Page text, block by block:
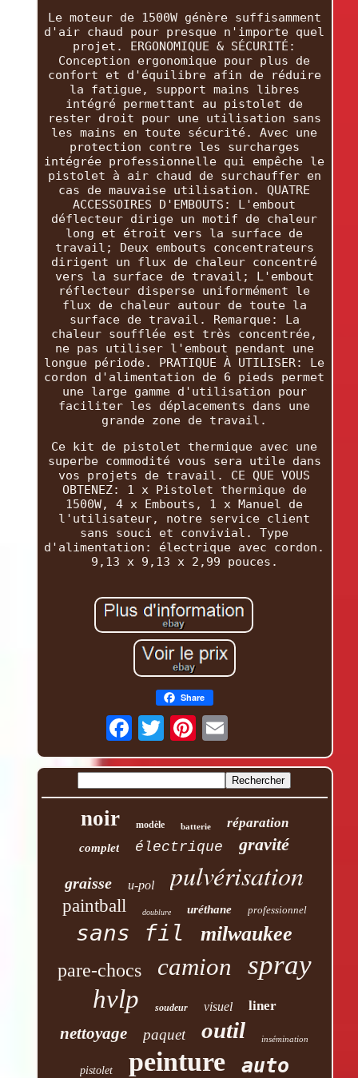
Le moteur de 1500W génère suffisamment
d'air chaud pour presque n'importe quel
projet. ERGONOMIQUE & SÉCURITÉ:
Conception ergonomique pour plus de
confort et d'équilibre afin de réduire
la fatigue, support mains libres
intégré permettant au pistolet de
rester droit pour une utilisation sans
les mains en toute sécurité. Avec une
protection contre les surcharges
intégrée professionnelle qui empêche le
pistolet à air chaud de surchauffer en
cas de mauvaise utilisation. QUATRE
ACCESSOIRES D'EMBOUTS: L'embout
déflecteur dirige un motif de chaleur
long et étroit vers la surface de
travail; Deux embouts concentrateurs
dirigent un flux de chaleur concentré
vers la surface de travail; L'embout
réflecteur disperse uniformément le
flux de chaleur autour de toute la
surface de travail. Remarque: La
chaleur soufflée est très concentrée,
ne pas utiliser l'embout pendant une
longue période. PRATIQUE À UTILISER: Le
cordon d'alimentation de 6 pieds permet
une large gamme d'utilisation pour
faciliter les déplacements dans une
grande zone de travail.
Ce kit de pistolet thermique avec une
superbe commodité vous sera utile dans
vos projets de travail. CE QUE VOUS
OBTENEZ: 1 x Pistolet thermique de
1500W, 4 x Embouts, 1 x Manuel de
l'utilisateur, notre service client
sans souci et convivial. Type
d'alimentation: électrique avec cordon.
9,13 x 9,13 x 2,99 pouces.
Share
noir modèle batterie réparation
complet électrique gravité
graisse u-pol pulvérisation
paintball doublure uréthane professionnel
sans fil milwaukee
pare-chocs camion spray
hvlp soudeur visuel liner
nettoyage paquet outil insémination
pistolet peinture auto